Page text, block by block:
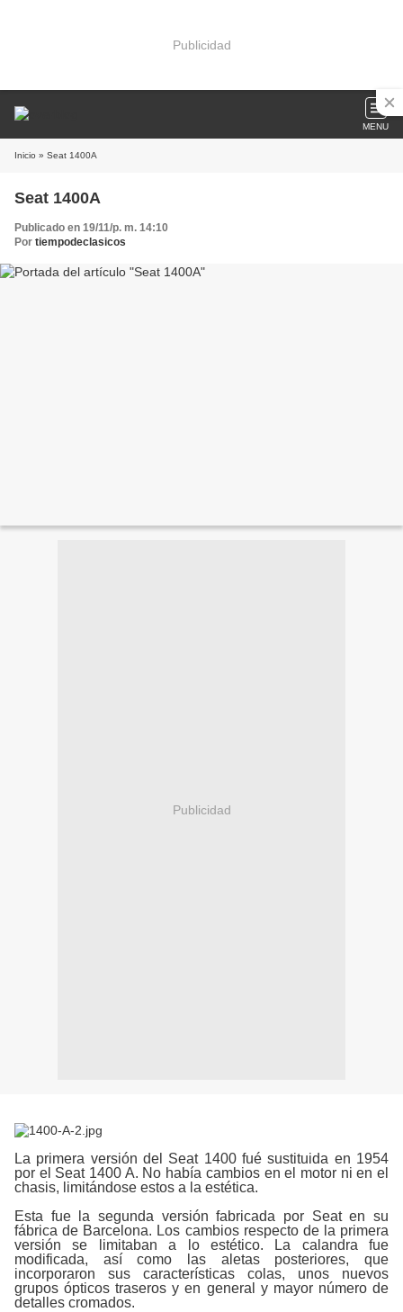
Publicidad
MENU
Inicio » Seat 1400A
Seat 1400A
Publicado en 19/11/p. m. 14:10
Por tiempodeclasicos
Publicidad
La primera versión del Seat 1400 fué sustituida en 1954
por el Seat 1400 A. No había cambios en el motor ni en el
chasis, limitándose estos a la estética.
Esta fue la segunda versión fabricada por Seat en su
fábrica de Barcelona. Los cambios respecto de la primera
versión se limitaban a lo estético. La calandra fue
modificada, así como las aletas posteriores, que
incorporaron sus características colas, unos nuevos
grupos ópticos traseros y en general y mayor número de
detalles cromados.